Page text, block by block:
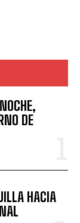
DE
HACIA